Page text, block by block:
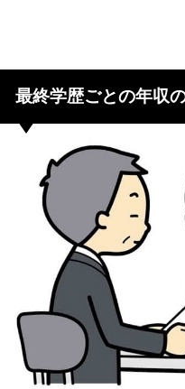
最終学歴ごとの年収